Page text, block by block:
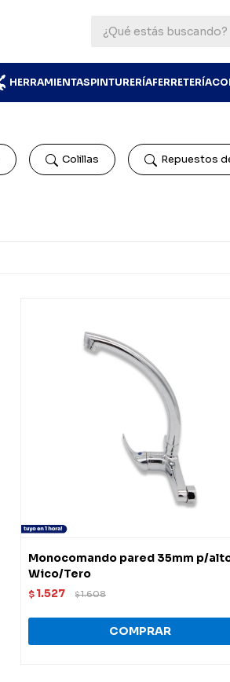
HERRAMIENTASPINTURERÍAFERRETERÍA
Colillas Repuestos
Monocomando pared 35mm p/
Wico/Tero
$ 1.527 $1.608